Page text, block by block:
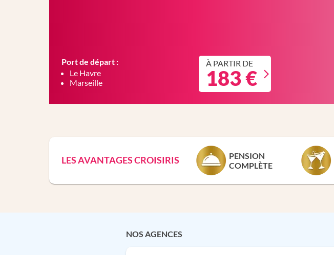
Port de départ :
Le Havre
Marseille
À PARTIR DE
183 €
LES AVANTAGES CROISIRIS
PENSION
COMPLÈTE
NOS AGENCES